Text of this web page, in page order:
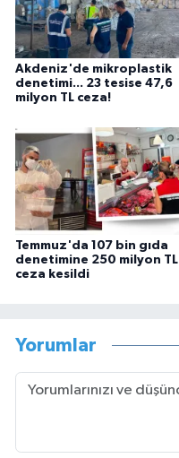
Akdeniz'de mikroplastik
denetimi... 23 tesise 47,6
milyon TL ceza!
Temmuz'da 107 bin gıda
denetimine 250 milyon TL
ceza kesildi
Yorumlar